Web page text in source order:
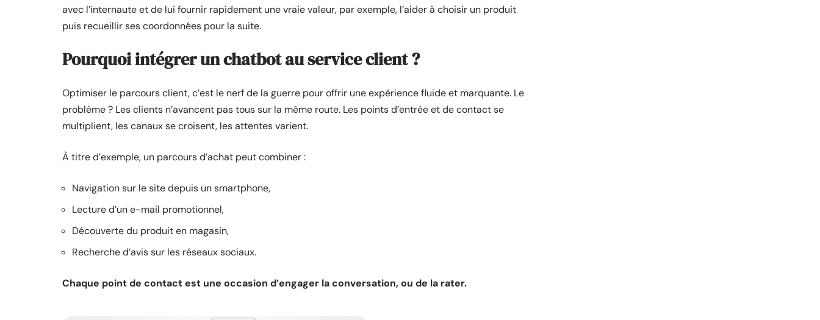
avec l’internaute et de lui fournir rapidement une vraie valeur, par exemple, l’aider à choisir un produit
puis recueillir ses coordonnées pour la suite.
Pourquoi intégrer un chatbot au service client ?
Optimiser le parcours client, c’est le nerf de la guerre pour offrir une expérience fluide et marquante. Le
problème ? Les clients n’avancent pas tous sur la même route. Les points d’entrée et de contact se
multiplient, les canaux se croisent, les attentes varient.
À titre d’exemple, un parcours d’achat peut combiner :
Navigation sur le site depuis un smartphone,
Lecture d’un e-mail promotionnel,
Découverte du produit en magasin,
Recherche d’avis sur les réseaux sociaux.
Chaque point de contact est une occasion d’engager la conversation, ou de la rater.